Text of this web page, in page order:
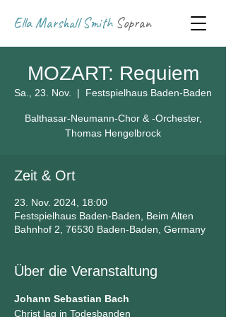
Ella Marshall Smith Sopran
MOZART: Requiem
Sa., 23. Nov.
  |
Festspielhaus Baden-Baden
Balthasar-Neumann-Chor & -Orchester,
Zeit & Ort
23. Nov. 2024, 18:00
Festspielhaus Baden-Baden, Beim Alten
Bahnhof 2, 76530 Baden-Baden, Germany
Über die Veranstaltung
Johann Sebastian Bach
Christ lag in Todesbanden